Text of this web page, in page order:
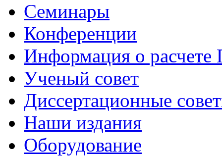
Семинары
Конференции
Информация о
Ученый совет
Диссертационные
Наши издания
Оборудование